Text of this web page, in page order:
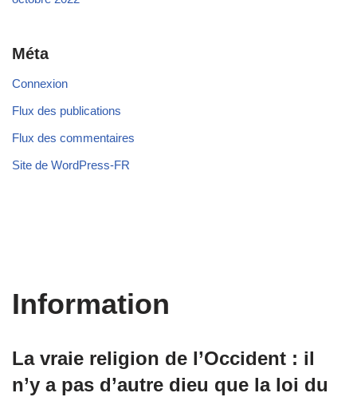
Méta
Connexion
Flux des publications
Flux des commentaires
Site de WordPress-FR
Information
La vraie religion de l’Occident : il
n’y a pas d’autre dieu que la loi du